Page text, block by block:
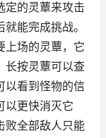
定的灵蕈来攻击
能完成挑战。
上场的灵蕈，它
长按灵蕈可以查
以看到怪物的信
以更快消灭它
败全部敌人只能